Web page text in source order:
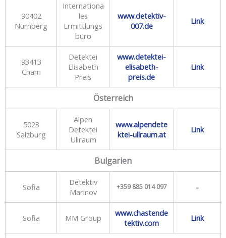
90402
Nürnberg
Internationa
les
Ermittlungs
büro
www.detektiv-
007.de
Link
93413
Cham
Detektei
Elisabeth
Preis
www.detektei-
elisabeth-
preis.de
Link
Österreich
5023
Salzburg
Alpen
Detektei
Ullraum
www.alpendete
ktei-ullraum.at
Link
Bulgarien
Sofia
Detektiv
Marinov
+359 885 014 097 -
Sofia MM Group
www.chastende
tektiv.com
Link